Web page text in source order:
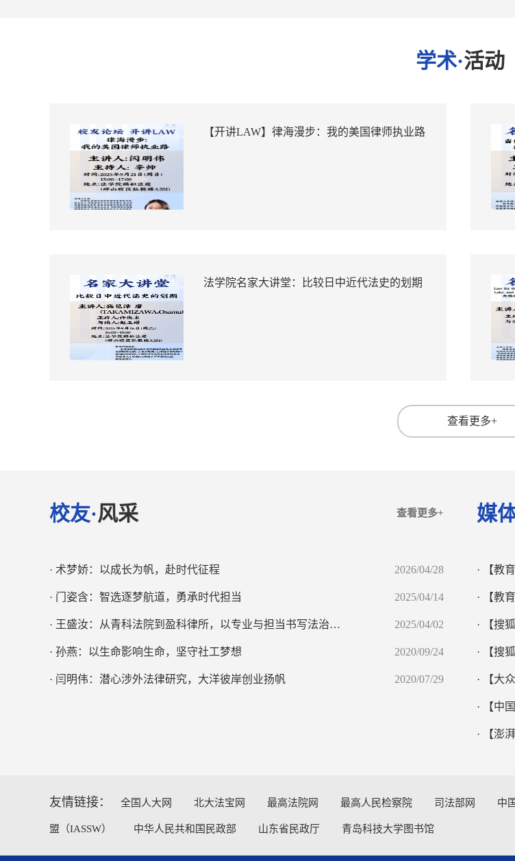
学术·活动
【开讲LAW】律海漫步：我的美国律师执业路
法学院名家大讲堂：比较日中近代法史的划期
查看更多+
校友·风采 查看更多+
· 术梦娇：以成长为帆，赴时代征程 2026/04/28
· 门姿含：智选逐梦航道，勇承时代担当 2025/04/14
· 王盛汝：从青科法院到盈科律所，以专业与担当书写法治人生 2025/04/02
· 孙燕：以生命影响生命，坚守社工梦想 2020/09/24
· 闫明伟：潜心涉外法律研究，大洋彼岸创业扬帆 2020/07/29
媒
· 【教
· 【教
· 【搜
· 【搜
· 【大
· 【中
· 【澎
友情链接： 全国人大网 北大法宝网 最高法院网 最高人民检察院 司法部网 中
盟（IASSW） 中华人民共和国民政部 山东省民政厅 青岛科技大学图书馆